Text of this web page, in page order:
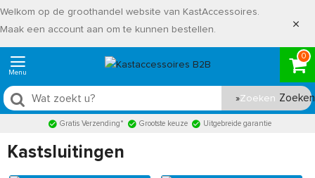
Welkom op de groothandel website van KastAccessoires.
Maak een account aan om te kunnen bestellen.
0
Zoeken
Gratis Verzending* Grootste keuze Uitgebreide garantie
Kastsluitingen